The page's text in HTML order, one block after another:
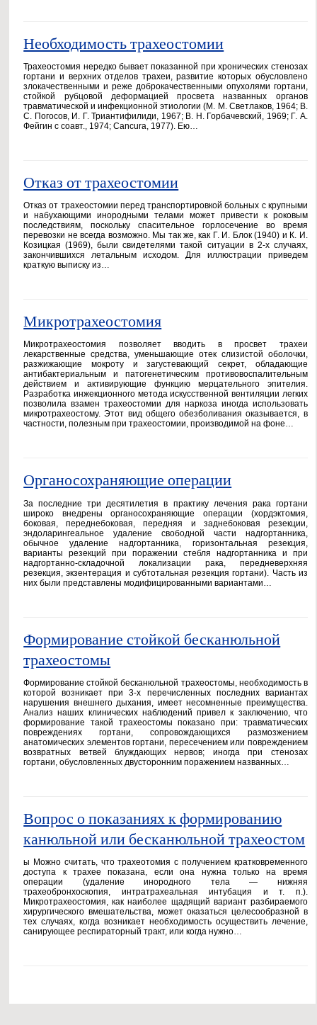
Необходимость трахеостомии
Трахеостомия нередко бывает показанной при хронических стенозах
гортани и верхних отделов трахеи, развитие которых обусловлено
злокачественными и реже доброкачественными опухолями гортани,
стойкой рубцовой деформацией просвета названных органов
травматической и инфекционной этиологии (М. М. Светлаков, 1964; В.
С. Погосов, И. Г. Триантифилиди, 1967; В. Н. Горбачевский, 1969; Г. А.
Фейгин с соавт., 1974; Cancura, 1977). Ею…
Отказ от трахеостомии
Отказ от трахеостомии перед транспортировкой больных с крупными
и набухающими инородными телами может привести к роковым
последствиям, поскольку спасительное горлосечение во время
перевозки не всегда возможно. Мы так же, как Г. И. Блок (1940) и К. И.
Козицкая (1969), были свидетелями такой ситуации в 2-х случаях,
закончившихся летальным исходом. Для иллюстрации приведем
краткую выписку из…
Микротрахеостомия
Микротрахеостомия позволяет вводить в просвет трахеи
лекарственные средства, уменьшающие отек слизистой оболочки,
разжижающие мокроту и загустевающий секрет, обладающие
антибактериальным и патогенетическим противовоспалительным
действием и активирующие функцию мерцательного эпителия.
Разработка инжекционного метода искусственной вентиляции легких
позволила взамен трахеостомии для наркоза иногда использовать
микротрахеостому. Этот вид общего обезболивания оказывается, в
частности, полезным при трахеостомии, производимой на фоне…
Органосохраняющие операции
За последние три десятилетия в практику лечения рака гортани
широко внедрены органосохраняющие операции (хордэктомия,
боковая, переднебоковая, передняя и заднебоковая резекции,
эндоларингеальное удаление свободной части надгортанника,
обычное удаление надгортанника, горизонтальная резекция,
варианты резекций при поражении стебля надгортанника и при
надгортанно-складочной локализации рака, передневерхняя
резекция, экзентерация и субтотальная резекция гортани). Часть из
них были представлены модифицированными вариантами…
Формирование стойкой бесканюльной
трахеостомы
Формирование стойкой бесканюльной трахеостомы, необходимость в
которой возникает при 3-х перечисленных последних вариантах
нарушения внешнего дыхания, имеет несомненные преимущества.
Анализ наших клинических наблюдений привел к заключению, что
формирование такой трахеостомы показано при: травматических
повреждениях гортани, сопровождающихся размозжением
анатомических элементов гортани, пересечением или повреждением
возвратных ветвей блуждающих нервов; иногда при стенозах
гортани, обусловленных двусторонним поражением названных…
Вопрос о показаниях к формированию
канюльной или бесканюльной трахеостом
ы Можно считать, что трахеотомия с получением кратковременного
доступа к трахее показана, если она нужна только на время
операции (удаление инородного тела — нижняя
трахеобронхоскопия, интратрахеальная интубация и т. п.).
Микротрахеостомия, как наиболее щадящий вариант разбираемого
хирургического вмешательства, может оказаться целесообразной в
тех случаях, когда возникает необходимость осуществить лечение,
санирующее респираторный тракт, или когда нужно…